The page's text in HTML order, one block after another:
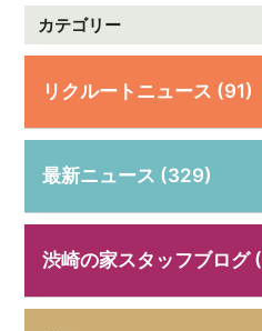
カテゴリー
リクルートニュース (91)
最新ニュース (329)
渋崎の家スタッフブログ